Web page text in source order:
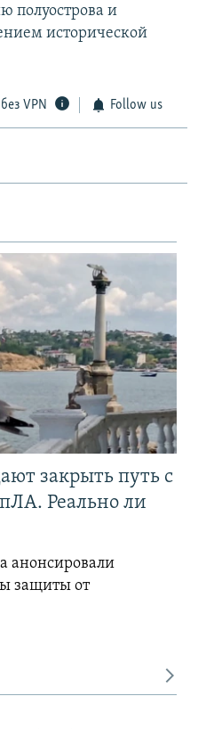
полуострова и
исторической
VPN Follow us
закрыть путь с
Реально ли
анонсировали
защиты от